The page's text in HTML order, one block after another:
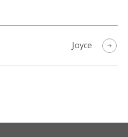
Joyce